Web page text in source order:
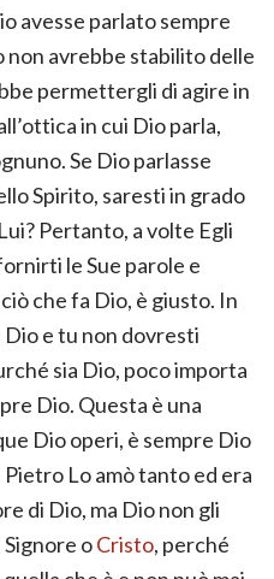
avesse parlato sempre
non avrebbe stabilito delle
permettergli di agire in
in cui Dio parla,
Se Dio parlasse
Spirito, saresti in grado
Pertanto, a volte Egli
le Sue parole e
che fa Dio, è giusto. In
e tu non dovresti
sia Dio, poco importa
Dio. Questa è una
Dio operi, è sempre Dio
Pietro Lo amò tanto ed era
di Dio, ma Dio non gli
oCristo, perché